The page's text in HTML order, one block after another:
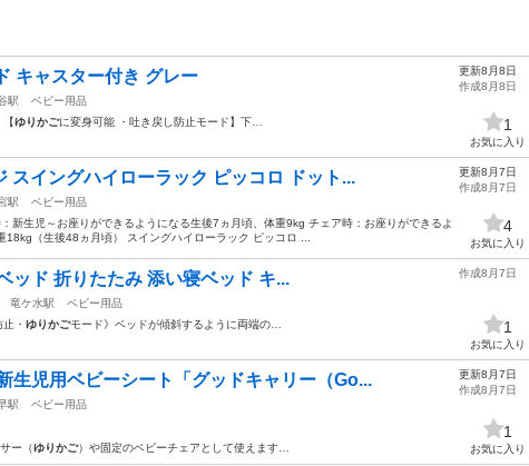
キャスター付き グレー
駅
ベビー用品
【ゆりかごに変身可能 ・吐き戻し防止モード】下…
更新8月8日
作成8月8日
1
お気に入り
スイングハイローラック ピッコロ ドット...
駅
ベビー用品
新生児～お座りができるようになる生後7ヵ月頃、体重9kg チェア時：お座りができるよ
18kg（生後48ヵ月頃） スイングハイローラック ピッコロ ...
更新8月7日
作成8月7日
4
お気に入り
ッド 折りたたみ 添い寝ベッド キ...
竜ケ水駅
ベビー用品
・ ゆりかごモード》ベッドが傾斜するように両端の…
作成8月7日
1
お気に入り
生児用ベビーシート「グッドキャリー（Go...
駅
ベビー用品
ー（ゆりかご）や固定のベビーチェアとして使えます…
更新8月7日
作成8月7日
1
お気に入り